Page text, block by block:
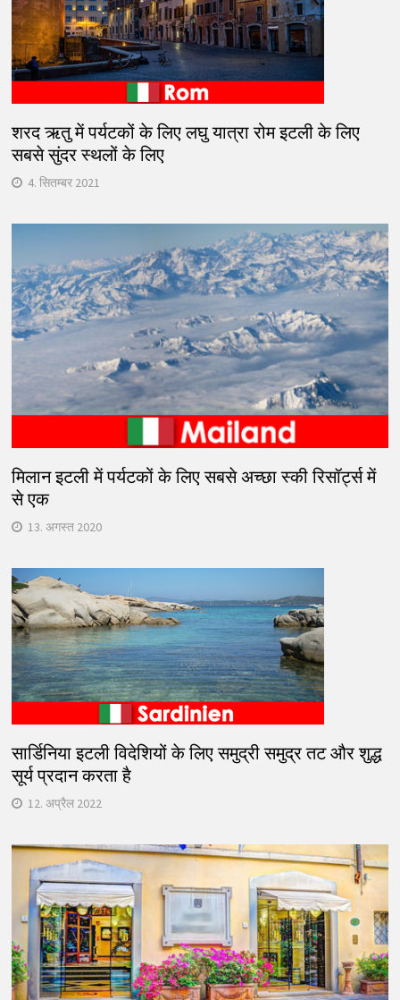
शरद ऋतु में पर्यटकों के लिए लघु यात्रा रोम इटली के लिए
सबसे सुंदर स्थलों के लिए
4. सितम्बर 2021
मिलान इटली में पर्यटकों के लिए सबसे अच्छा स्की रिसॉर्ट्स में
से एक
13. अगस्त 2020
सार्डिनिया इटली विदेशियों के लिए समुद्री समुद्र तट और शुद्ध
सूर्य प्रदान करता है
12. अप्रैल 2022